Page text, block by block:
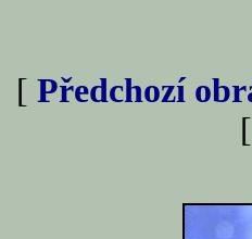
[ Předchozí
[